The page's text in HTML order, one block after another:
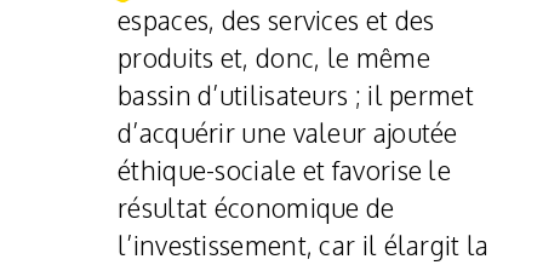
espaces, des services et des
produits et, donc, le même
bassin d’utilisateurs ; il permet
d’acquérir une valeur ajoutée
éthique-sociale et favorise le
résultat économique de
l’investissement, car il élargit la